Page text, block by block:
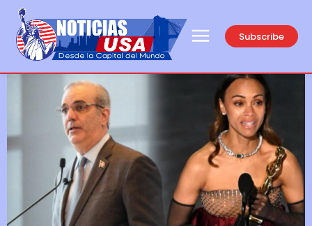
Subscribe